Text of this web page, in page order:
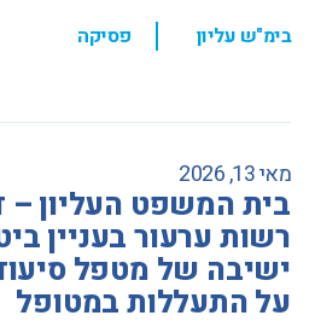
בימ"ש עליון , פסיקה
מאי 13, 2026
בית המשפט העליון
רשות ערעור בעניין
ישיבה של מטפל
על התעללות במטופל